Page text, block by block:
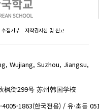
수집거부 저작권지침 및 신고
Wujiang, Suzhou, Jiangsu,
枫街299号 苏州韩国学校
1863(한국전용) / 유·초등